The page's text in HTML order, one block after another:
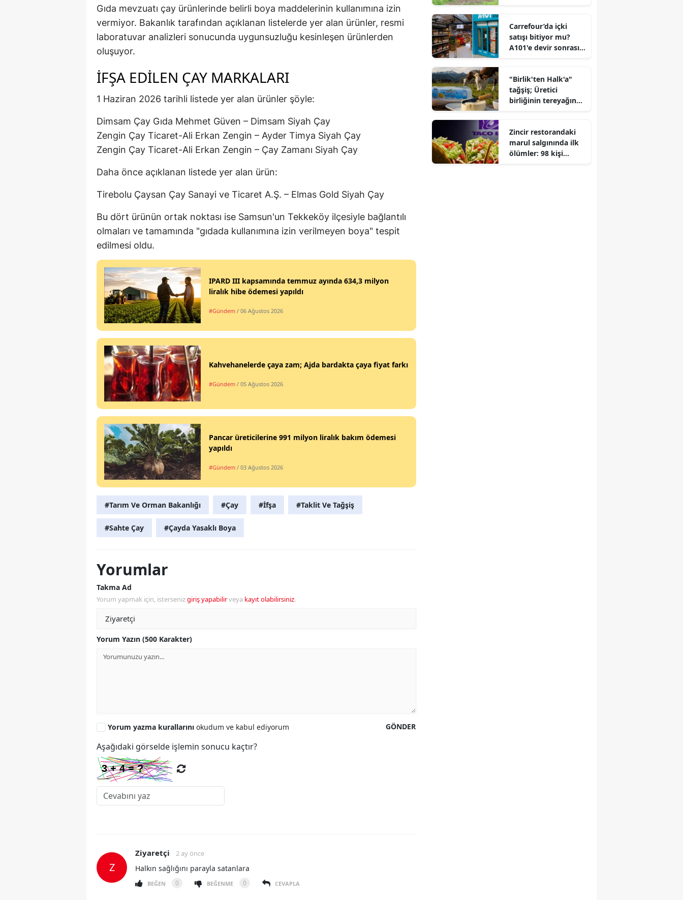
Gıda mevzuatı çay ürünlerinde belirli boya maddelerinin kullanımına izin
vermiyor. Bakanlık tarafından açıklanan listelerde yer alan ürünler, resmi
laboratuvar analizleri sonucunda uygunsuzluğu kesinleşen ürünlerden
oluşuyor.
İFŞA EDILEN ÇAY MARKALARI
1 Haziran 2026 tarihli listede yer alan ürünler şöyle:
Dimsam Çay Gıda Mehmet Güven – Dimsam Siyah Çay
Zengin Çay Ticaret-Ali Erkan Zengin – Ayder Timya Siyah Çay
Zengin Çay Ticaret-Ali Erkan Zengin – Çay Zamanı Siyah Çay
Daha önce açıklanan listede yer alan ürün:
Tirebolu Çaysan Çay Sanayi ve Ticaret A.Ş. – Elmas Gold Siyah Çay
Bu dört ürünün ortak noktası ise Samsun'un Tekkeköy ilçesiyle bağlantılı
olmaları ve tamamında "gıdada kullanımına izin verilmeyen boya" tespit
edilmesi oldu.
IPARD III kapsamında temmuz ayında 634,3 milyon
liralık hibe ödemesi yapıldı
#Gündem / 06 Ağustos 2026
Kahvehanelerde çaya zam; Ajda bardakta çaya fiyat farkı
#Gündem / 05 Ağustos 2026
Pancar üreticilerine 991 milyon liralık bakım ödemesi
yapıldı
#Gündem / 03 Ağustos 2026
#Tarım Ve Orman Bakanlığı #Çay #İfşa #Taklit Ve Tağşiş
#Sahte Çay #Çayda Yasaklı Boya
Yorumlar
Takma Ad
Yorum yapmak için, istersenizgiriş yapabilirveya kayıt olabilirsiniz.
Yorum Yazın (500 Karakter)
GÖNDER
Yorum yazma kurallarını okudum ve kabul ediyorum
Aşağıdaki görselde işlemin sonucu kaçtır?
Z
Ziyaretçi 2 ay önce
Halkın sağlığını parayla satanlara
BEĞEN 0 BEĞENME 0 CEVAPLA
Carrefour’da içki
satışı bitiyor mu?
A101'e devir sonrası
"Birlik'ten Halk'a"
tağşiş; Üretici
birliğinin tereyağında
Zincir restorandaki
marul salgınında ilk
ölümler: 98 kişi